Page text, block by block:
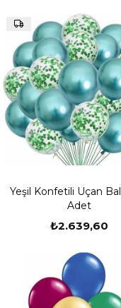
Yeşil Konfetili Uçan
Adet
₺2.639,60